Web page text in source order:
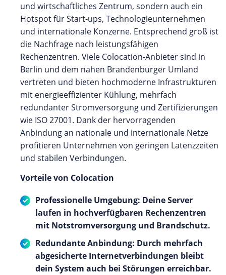
und wirtschaftliches Zentrum, sondern auch ein
Hotspot für Start-ups, Technologieunternehmen
und internationale Konzerne. Entsprechend groß ist
die Nachfrage nach leistungsfähigen
Rechenzentren. Viele Colocation-Anbieter sind in
Berlin und dem nahen Brandenburger Umland
vertreten und bieten hochmoderne Infrastrukturen
mit energieeffizienter Kühlung, mehrfach
redundanter Stromversorgung und Zertifizierungen
wie ISO 27001. Dank der hervorragenden
Anbindung an nationale und internationale Netze
profitieren Unternehmen von geringen Latenzzeiten
und stabilen Verbindungen.
Vorteile von Colocation
Professionelle Umgebung: Deine Server
laufen in hochverfügbaren Rechenzentren
mit Notstromversorgung und Brandschutz.
Redundante Anbindung: Durch mehrfach
abgesicherte Internetverbindungen bleibt
dein System auch bei Störungen erreichbar.